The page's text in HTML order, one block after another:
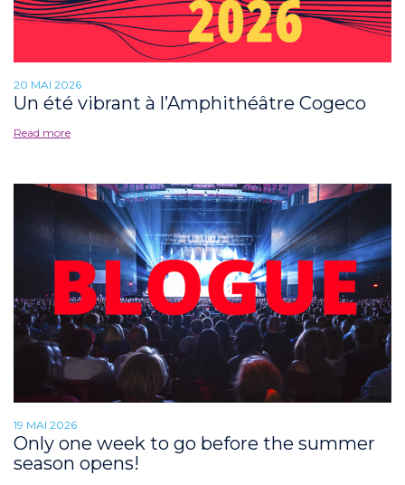
20 MAI 2026
Un été vibrant à l’Amphithéâtre Cogeco
Read more
19 MAI 2026
Only one week to go before the summer
season opens!